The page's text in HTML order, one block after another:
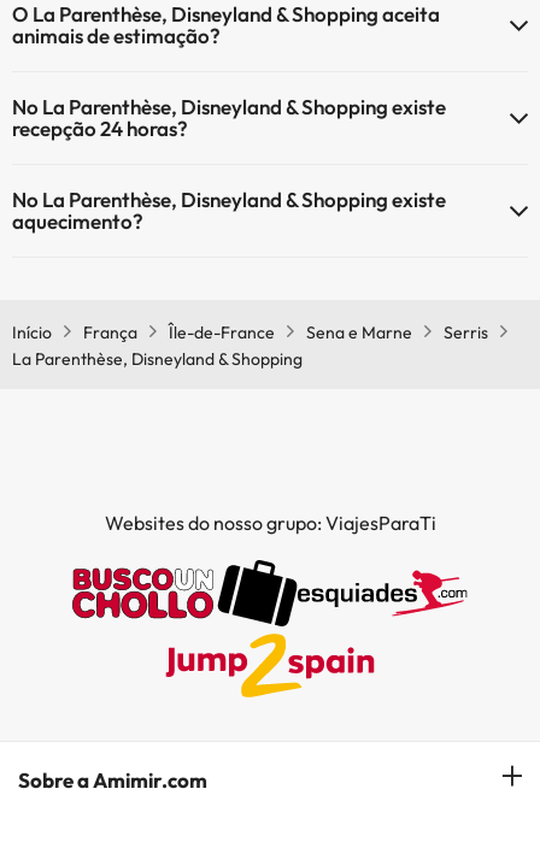
O La Parenthèse, Disneyland & Shopping aceita
animais de estimação?
estimação.
No La Parenthèse, Disneyland & Shopping existe
recepção 24 horas?
horas.
No La Parenthèse, Disneyland & Shopping existe
aquecimento?
Início
França Île-de-France Sena e Marne
Serris
La Parenthèse, Disneyland & Shopping
Websites do nosso grupo: ViajesParaTi
Sobre a Amimir.com